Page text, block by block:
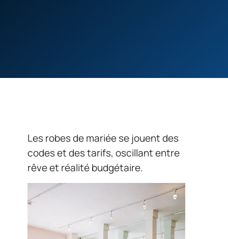
Les robes de mariée se jouent des
codes et des tarifs, oscillant entre
rêve et réalité budgétaire.